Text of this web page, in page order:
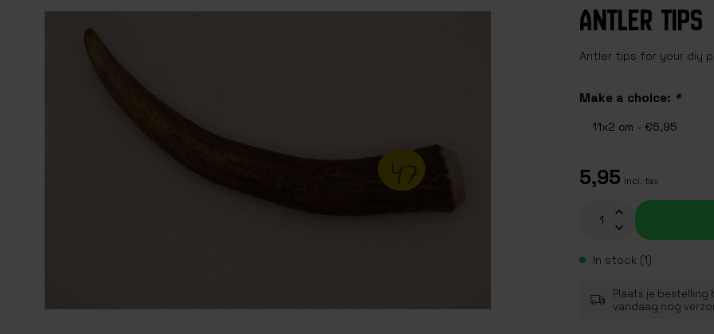
ANTLER TIPS
Antler tips for your diy
Make a choice: *
5,95 Incl. tax
In stock (1)
Plaats je bestelling
vandaag nog